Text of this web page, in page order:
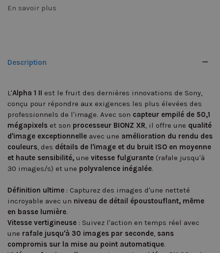
En savoir plus
Description
L'Alpha 1 II est le fruit des dernières innovations de Sony,
conçu pour répondre aux exigences les plus élevées des
professionnels de l'image. Avec son capteur empilé de 50,1
mégapixels et son processeur BIONZ XR, il offre une qualité
d'image exceptionnelle avec une amélioration du rendu des
couleurs, des détails de l'image et du bruit ISO en moyenne
et haute sensibilité, une vitesse fulgurante (rafale jusqu'à
30 images/s) et une polyvalence inégalée.
Définition ultime : Capturez des images d'une netteté
incroyable avec un niveau de détail époustouflant, même
en basse lumière.
Vitesse vertigineuse : Suivez l'action en temps réel avec
une rafale jusqu'à 30 images par seconde, sans
compromis sur la mise au point automatique.